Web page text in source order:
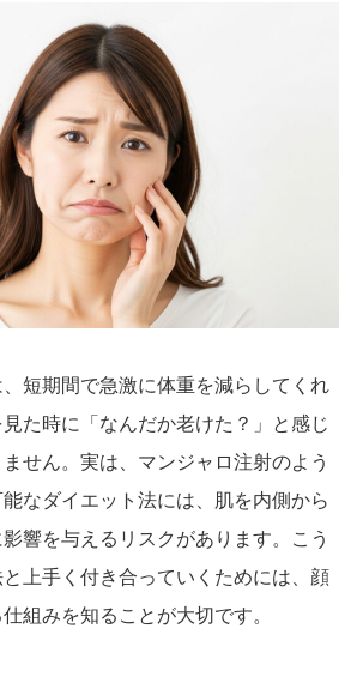
短期間で急激に体重を減らしてくれ
た時に「なんだか老けた？」と感じ
せん。実は、マンジャロ注射のよう
なダイエット法には、肌を内側から
響を与えるリスクがあります。こう
上手く付き合っていくためには、顔
組みを知ることが大切です。